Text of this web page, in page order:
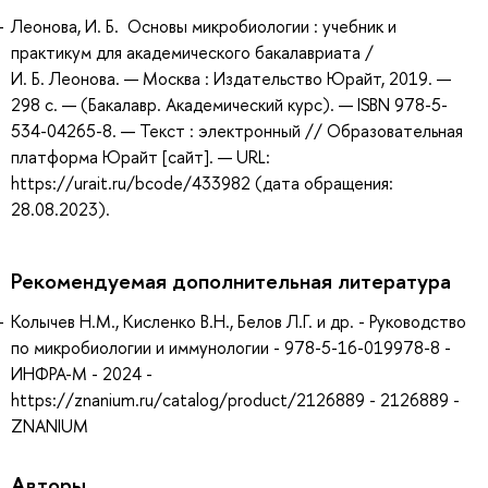
Леонова, И. Б. Основы микробиологии : учебник и
практикум для академического бакалавриата /
И. Б. Леонова. — Москва : Издательство Юрайт, 2019. —
298 с. — (Бакалавр. Академический курс). — ISBN 978-5-
534-04265-8. — Текст : электронный // Образовательная
платформа Юрайт [сайт]. — URL:
https://urait.ru/bcode/433982 (дата обращения:
28.08.2023).
Рекомендуемая дополнительная литература
Колычев Н.М., Кисленко В.Н., Белов Л.Г. и др. - Руководство
по микробиологии и иммунологии - 978-5-16-019978-8 -
ИНФРА-М - 2024 -
https://znanium.ru/catalog/product/2126889 - 2126889 -
ZNANIUM